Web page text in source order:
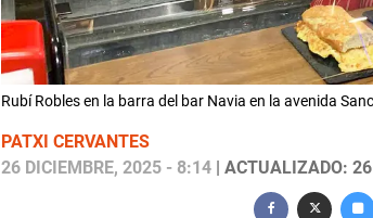
Rubí Robles en la barra del bar Navia en la avenida
PATXI CERVANTES
26 DICIEMBRE, 2025 - 8:14| ACTUALIZADO: